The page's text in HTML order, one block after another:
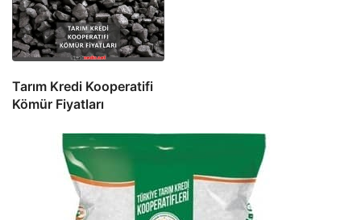
Tarım Kredi Kooperatifi
Kömür Fiyatları